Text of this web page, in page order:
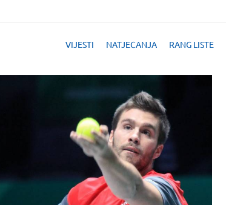
VIJESTI NATJECANJA RANG LISTE